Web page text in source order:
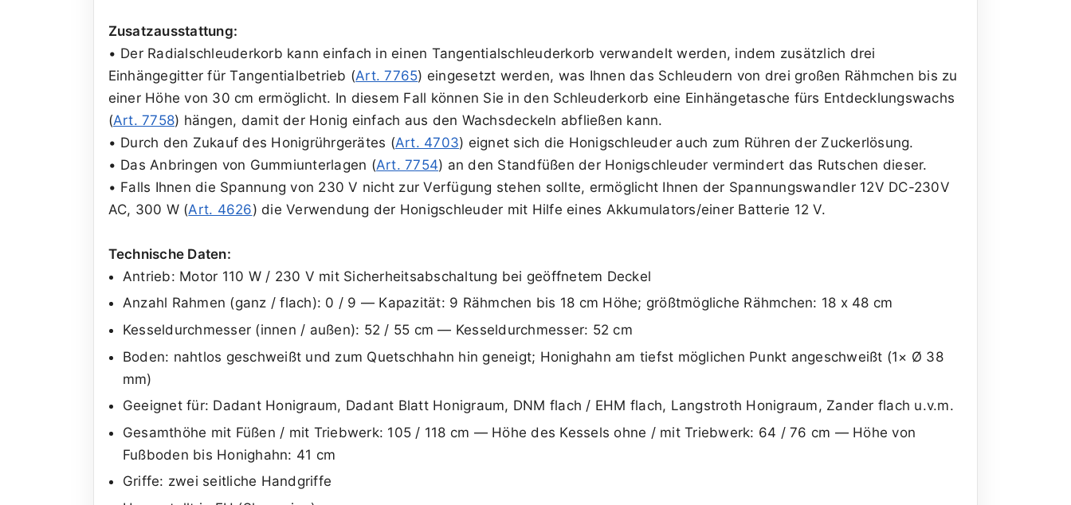
Zusatzausstattung:
• Der Radialschleuderkorb kann einfach in einen Tangentialschleuderkorb verwandelt werden, indem zusätzlich drei
Einhängegitter für Tangentialbetrieb (Art. 7765) eingesetzt werden, was Ihnen das Schleudern von drei großen Rähmchen bis zu
einer Höhe von 30 cm ermöglicht. In diesem Fall können Sie in den Schleuderkorb eine Einhängetasche fürs Entdecklungswachs
(Art. 7758) hängen, damit der Honig einfach aus den Wachsdeckeln abfließen kann.
• Durch den Zukauf des Honigrührgerätes (Art. 4703) eignet sich die Honigschleuder auch zum Rühren der Zuckerlösung.
• Das Anbringen von Gummiunterlagen (Art. 7754) an den Standfüßen der Honigschleuder vermindert das Rutschen dieser.
• Falls Ihnen die Spannung von 230 V nicht zur Verfügung stehen sollte, ermöglicht Ihnen der Spannungswandler 12V DC-230V
AC, 300 W (Art. 4626) die Verwendung der Honigschleuder mit Hilfe eines Akkumulators/einer Batterie 12 V.
Technische Daten:
Antrieb: Motor 110 W / 230 V mit Sicherheitsabschaltung bei geöffnetem Deckel
Anzahl Rahmen (ganz / flach): 0 / 9 — Kapazität: 9 Rähmchen bis 18 cm Höhe; größtmögliche Rähmchen: 18 x 48 cm
Kesseldurchmesser (innen / außen): 52 / 55 cm — Kesseldurchmesser: 52 cm
Boden: nahtlos geschweißt und zum Quetschhahn hin geneigt; Honighahn am tiefst möglichen Punkt angeschweißt (1× Ø 38
mm)
Geeignet für: Dadant Honigraum, Dadant Blatt Honigraum, DNM flach / EHM flach, Langstroth Honigraum, Zander flach u.v.m.
Gesamthöhe mit Füßen / mit Triebwerk: 105 / 118 cm — Höhe des Kessels ohne / mit Triebwerk: 64 / 76 cm — Höhe von
Fußboden bis Honighahn: 41 cm
Griffe: zwei seitliche Handgriffe